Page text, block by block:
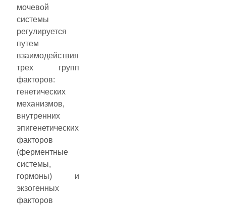
мочевой
системы
регулируется
путем
взаимодействия
трех групп
факторов:
генетических
механизмов,
внутренних
эпигенетических
факторов
(ферментные
системы,
гормоны) и
экзогенных
факторов